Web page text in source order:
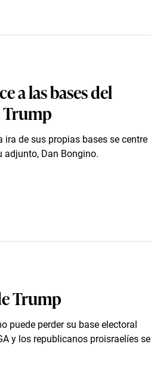
a las bases del
Trump
de sus propias bases se centre
adjunto, Dan Bongino.
Trump
puede perder su base electoral
y los republicanos proisraelíes se